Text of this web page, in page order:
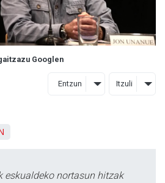
Googlen
Entzun Itzuli
eskualdeko nortasun hitzak